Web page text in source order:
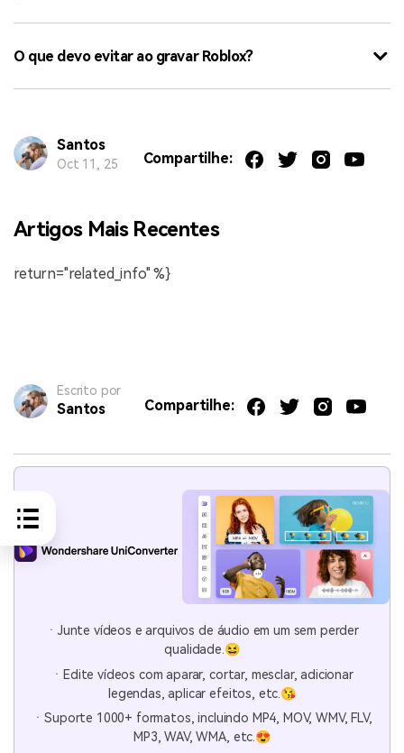
O que devo evitar ao gravar Roblox?
Santos
Oct 11, 25 Compartilhe:
Artigos Mais Recentes
return="related_info" %}
Escrito por
Santos Compartilhe:
ㆍJunte vídeos e arquivos de áudio em um sem perder
qualidade.😆
ㆍEdite vídeos com aparar, cortar, mesclar, adicionar
legendas, aplicar efeitos, etc.😘
ㆍSuporte 1000+ formatos, incluindo MP4, MOV, WMV, FLV,
MP3, WAV, WMA, etc.😍